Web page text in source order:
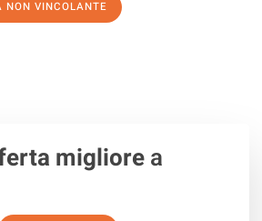
NON VINCOLANTE
migliorea